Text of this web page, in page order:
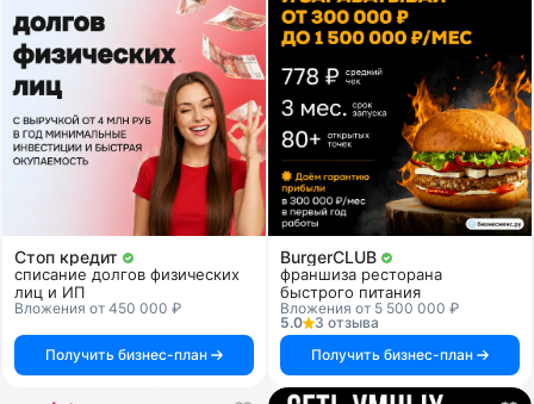
Стоп кредит
списание долгов физических
лиц и ИП
Вложения от 450 000 ₽
Получить бизнес-план
BurgerCLUB
франшиза ресторана
быстрого питания
Вложения от 5 500 000 ₽
5.0
3 отзыва
Получить бизнес-план